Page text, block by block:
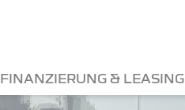
FINANZIERUNG & LEASING